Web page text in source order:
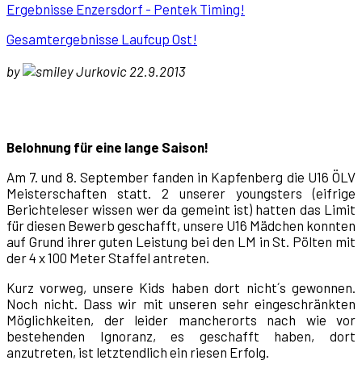
Ergebnisse Enzersdorf - Pentek Timing!
Gesamtergebnisse Laufcup Ost!
by
Jurkovic 22.9.2013
Belohnung für eine lange Saison!
Am 7. und 8. September fanden in Kapfenberg die U16 ÖLV
Meisterschaften statt. 2 unserer youngsters (eifrige
Berichteleser wissen wer da gemeint ist) hatten das Limit
für diesen Bewerb geschafft, unsere U16 Mädchen konnten
auf Grund ihrer guten Leistung bei den LM in St. Pölten mit
der 4 x 100 Meter Staffel antreten.
Kurz vorweg, unsere Kids haben dort nicht´s gewonnen.
Noch nicht. Dass wir mit unseren sehr eingeschränkten
Möglichkeiten, der leider mancherorts nach wie vor
bestehenden Ignoranz, es geschafft haben, dort
anzutreten, ist letztendlich ein riesen Erfolg.